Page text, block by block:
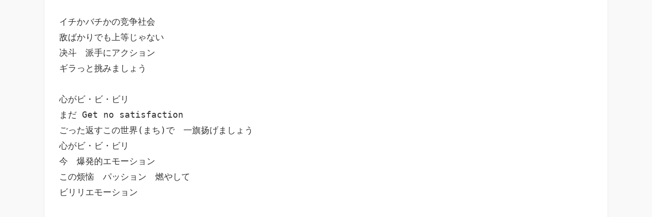
イチかバチかの竞争社会
敌ばかりでも上等じゃない
决斗　派手にアクション
ギラっと挑みましょう
心がビ・ビ・ビリ
まだ Get no satisfaction
ごった返すこの世界(まち)で　一旗扬げましょう
心がビ・ビ・ビリ
今　爆発的エモーション
この烦恼　パッション　燃やして
ビリリエモーション